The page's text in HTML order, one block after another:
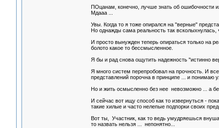
ПОцанам, конечно, лучше знать об ошибочности
Мдааа ...
Увы. Когда то я тоже опирался на "верные"
Но однажды сама реальность так
И просто вынужден теперь опираться только на
болото какое то бессмысленное.
Я бы и рад снова ощутить надежность "истинно
Я много систем перепробовал на прочность. И
представлений порочна в принципе ... и понимаю
Но и жить осмысленно без нее невозможно ... а
И сейчас вот ищу способ как то извернуться -
такие хилые и часто нелепые подпорки своих
Вот ты, Участник, как то ведь умудряешься
то назвать нельзя ... непонятно...